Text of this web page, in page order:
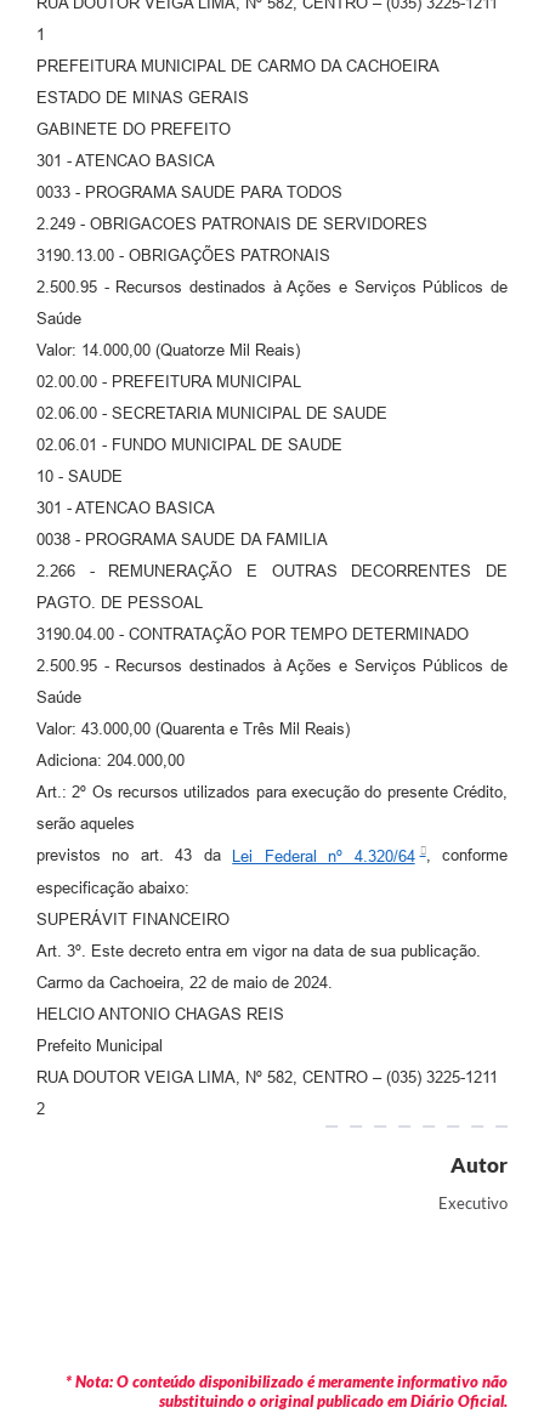
1
PREFEITURA MUNICIPAL DE CARMO DA CACHOEIRA
ESTADO DE MINAS GERAIS
GABINETE DO PREFEITO
301 - ATENCAO BASICA
0033 - PROGRAMA SAUDE PARA TODOS
2.249 - OBRIGACOES PATRONAIS DE SERVIDORES
3190.13.00 - OBRIGAÇÕES PATRONAIS
2.500.95 - Recursos destinados à Ações e Serviços Públicos de
Saúde
Valor: 14.000,00 (Quatorze Mil Reais)
02.00.00 - PREFEITURA MUNICIPAL
02.06.00 - SECRETARIA MUNICIPAL DE SAUDE
02.06.01 - FUNDO MUNICIPAL DE SAUDE
10 - SAUDE
301 - ATENCAO BASICA
0038 - PROGRAMA SAUDE DA FAMILIA
2.266 - REMUNERAÇÃO E OUTRAS DECORRENTES DE
PAGTO. DE PESSOAL
3190.04.00 - CONTRATAÇÃO POR TEMPO DETERMINADO
2.500.95 - Recursos destinados à Ações e Serviços Públicos de
Saúde
Valor: 43.000,00 (Quarenta e Três Mil Reais)
Adiciona: 204.000,00
Art.: 2º Os recursos utilizados para execução do presente Crédito,
serão aqueles
previstos no art. 43 da Lei Federal nº 4.320/64 , conforme
especificação abaixo:
SUPERÁVIT FINANCEIRO
Art. 3º. Este decreto entra em vigor na data de sua publicação.
Carmo da Cachoeira, 22 de maio de 2024.
HELCIO ANTONIO CHAGAS REIS
Prefeito Municipal
RUA DOUTOR VEIGA LIMA, Nº 582, CENTRO – (035) 3225-1211
2
Autor
Executivo
* Nota: O conteúdo disponibilizado é meramente informativo não
substituindo o original publicado em Diário Oficial.